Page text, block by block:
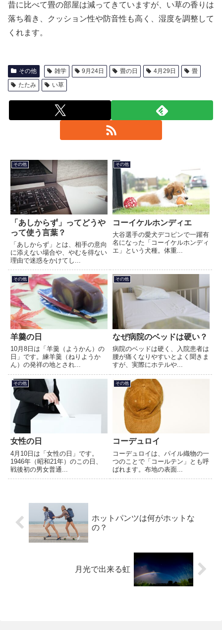
昔に比べて畳の部屋は減ってきていますが、い草の香りは
落ち着き、クッション性や防音性も高く、湿度を調整して
くれます。
その他 雑学 9月24日 畳の日 4月29日
畳
たたみ
い草
その他
「あしからず」ってどうや
って使う言葉？
「あしからず」とは、相手の意向
に添えない場合や、やむを得ない
理由で迷惑をかけてし...
その他
コーイケルホンディエ
大谷選手の愛犬デコピンで一躍有
名になった「コーイケルホンディ
エ」という犬種。体重...
その他
羊羹の日
10月8日は「羊羹（ようかん）の
日」です。練羊羹（ねりようか
ん）の発祥の地とされ...
その他
なぜ病院のベッドは硬い？
病院のベッドは硬く、入院患者は
腰が痛くなりやすいとよく聞きま
すが、実際にホテルや...
その他
女性の日
4月10日は「女性の日」です。
1946年（昭和21年）のこの日、
戦後初の男女普通...
その他
コーデュロイ
コーデュロイは、パイル織物の一
つのことで「コールテン」とも呼
ばれます。布地の表面...
ホットパンツは何がホットな
の？
月光で出来る虹